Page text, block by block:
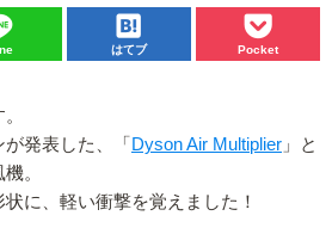
はてブ Pocket
発表した、「 Dyson Air Multiplier 」と
。
に、軽い衝撃を覚えました！